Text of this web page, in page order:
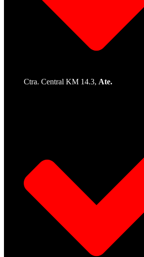
Ctra. Central KM 14.3, Ate.